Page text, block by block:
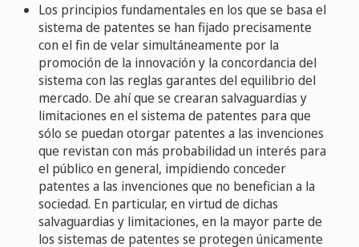
Los principios fundamentales en los que se basa el
sistema de patentes se han fijado precisamente
con el fin de velar simultáneamente por la
promoción de la innovación y la concordancia del
sistema con las reglas garantes del equilibrio del
mercado. De ahí que se crearan salvaguardias y
limitaciones en el sistema de patentes para que
sólo se puedan otorgar patentes a las invenciones
que revistan con más probabilidad un interés para
el público en general, impidiendo conceder
patentes a las invenciones que no benefician a la
sociedad. En particular, en virtud de dichas
salvaguardias y limitaciones, en la mayor parte de
los sistemas de patentes se protegen únicamente